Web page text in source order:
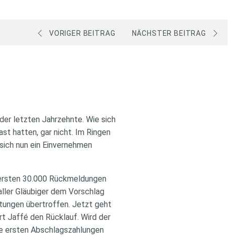
VORIGER BEITRAG NÄCHSTER BEITRAG
letzten Jahrzehnte. Wie sich
hatten, gar nicht. Im Ringen
nun ein Einvernehmen
30.000 Rückmeldungen
Gläubiger dem Vorschlag
übertroffen. Jetzt geht
Jaffé den Rücklauf. Wird der
ersten Abschlagszahlungen